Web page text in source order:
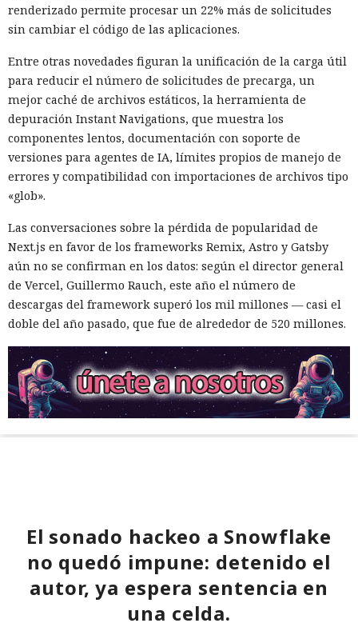
renderizado permite procesar un 22% más de solicitudes
sin cambiar el código de las aplicaciones.
Entre otras novedades figuran la unificación de la carga útil
para reducir el número de solicitudes de precarga, un
mejor caché de archivos estáticos, la herramienta de
depuración Instant Navigations, que muestra los
componentes lentos, documentación con soporte de
versiones para agentes de IA, límites propios de manejo de
errores y compatibilidad con importaciones de archivos tipo
«glob».
Las conversaciones sobre la pérdida de popularidad de
Next.js en favor de los frameworks Remix, Astro y Gatsby
aún no se confirman en los datos: según el director general
de Vercel, Guillermo Rauch, este año el número de
descargas del framework superó los mil millones — casi el
doble del año pasado, que fue de alrededor de 520 millones.
El sonado hackeo a Snowflake
no quedó impune: detenido el
autor, ya espera sentencia en
una celda.